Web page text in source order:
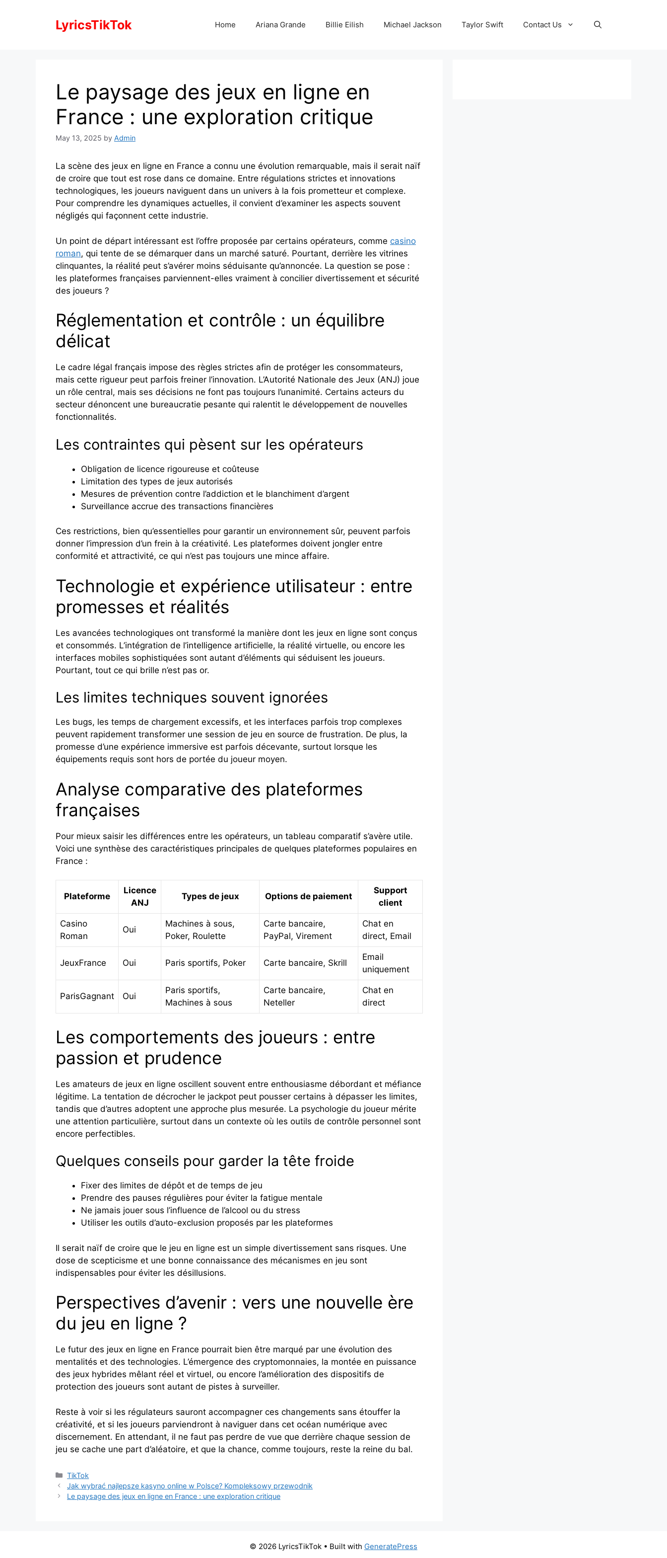
LyricsTikTok Home Ariana Grande Billie Eilish Michael Jackson Taylor Swift Contact Us
Le paysage des jeux en ligne en
France : une exploration critique
May 13, 2025 by Admin
La scène des jeux en ligne en France a connu une évolution remarquable, mais il serait naïf
de croire que tout est rose dans ce domaine. Entre régulations strictes et innovations
technologiques, les joueurs naviguent dans un univers à la fois prometteur et complexe.
Pour comprendre les dynamiques actuelles, il convient d’examiner les aspects souvent
négligés qui façonnent cette industrie.
Un point de départ intéressant est l’offre proposée par certains opérateurs, comme casino
roman, qui tente de se démarquer dans un marché saturé. Pourtant, derrière les vitrines
clinquantes, la réalité peut s’avérer moins séduisante qu’annoncée. La question se pose :
les plateformes françaises parviennent-elles vraiment à concilier divertissement et sécurité
des joueurs ?
Réglementation et contrôle : un équilibre
délicat
Le cadre légal français impose des règles strictes afin de protéger les consommateurs,
mais cette rigueur peut parfois freiner l’innovation. L’Autorité Nationale des Jeux (ANJ) joue
un rôle central, mais ses décisions ne font pas toujours l’unanimité. Certains acteurs du
secteur dénoncent une bureaucratie pesante qui ralentit le développement de nouvelles
fonctionnalités.
Les contraintes qui pèsent sur les opérateurs
Obligation de licence rigoureuse et coûteuse
Limitation des types de jeux autorisés
Mesures de prévention contre l’addiction et le blanchiment d’argent
Surveillance accrue des transactions financières
Ces restrictions, bien qu’essentielles pour garantir un environnement sûr, peuvent parfois
donner l’impression d’un frein à la créativité. Les plateformes doivent jongler entre
conformité et attractivité, ce qui n’est pas toujours une mince affaire.
Technologie et expérience utilisateur : entre
promesses et réalités
Les avancées technologiques ont transformé la manière dont les jeux en ligne sont conçus
et consommés. L’intégration de l’intelligence artificielle, la réalité virtuelle, ou encore les
interfaces mobiles sophistiquées sont autant d’éléments qui séduisent les joueurs.
Pourtant, tout ce qui brille n’est pas or.
Les limites techniques souvent ignorées
Les bugs, les temps de chargement excessifs, et les interfaces parfois trop complexes
peuvent rapidement transformer une session de jeu en source de frustration. De plus, la
promesse d’une expérience immersive est parfois décevante, surtout lorsque les
équipements requis sont hors de portée du joueur moyen.
Analyse comparative des plateformes
françaises
Pour mieux saisir les différences entre les opérateurs, un tableau comparatif s’avère utile.
Voici une synthèse des caractéristiques principales de quelques plateformes populaires en
France :
Plateforme
Licence
ANJ
Types de jeux Options de paiement
Support
client
Casino
Roman
Oui
Machines à sous,
Poker, Roulette
Carte bancaire,
PayPal, Virement
Chat en
direct, Email
JeuxFrance Oui Paris sportifs, Poker Carte bancaire, Skrill
Email
uniquement
ParisGagnant Oui
Paris sportifs,
Machines à sous
Carte bancaire,
Neteller
Chat en
direct
Les comportements des joueurs : entre
passion et prudence
Les amateurs de jeux en ligne oscillent souvent entre enthousiasme débordant et méfiance
légitime. La tentation de décrocher le jackpot peut pousser certains à dépasser les limites,
tandis que d’autres adoptent une approche plus mesurée. La psychologie du joueur mérite
une attention particulière, surtout dans un contexte où les outils de contrôle personnel sont
encore perfectibles.
Quelques conseils pour garder la tête froide
Fixer des limites de dépôt et de temps de jeu
Prendre des pauses régulières pour éviter la fatigue mentale
Ne jamais jouer sous l’influence de l’alcool ou du stress
Utiliser les outils d’auto-exclusion proposés par les plateformes
Il serait naïf de croire que le jeu en ligne est un simple divertissement sans risques. Une
dose de scepticisme et une bonne connaissance des mécanismes en jeu sont
indispensables pour éviter les désillusions.
Perspectives d’avenir : vers une nouvelle ère
du jeu en ligne ?
Le futur des jeux en ligne en France pourrait bien être marqué par une évolution des
mentalités et des technologies. L’émergence des cryptomonnaies, la montée en puissance
des jeux hybrides mêlant réel et virtuel, ou encore l’amélioration des dispositifs de
protection des joueurs sont autant de pistes à surveiller.
Reste à voir si les régulateurs sauront accompagner ces changements sans étouffer la
créativité, et si les joueurs parviendront à naviguer dans cet océan numérique avec
discernement. En attendant, il ne faut pas perdre de vue que derrière chaque session de
jeu se cache une part d’aléatoire, et que la chance, comme toujours, reste la reine du bal.
Categories
TikTok
Jak wybrać najlepsze kasyno online w Polsce? Kompleksowy przewodnik
Le paysage des jeux en ligne en France : une exploration critique
© 2026 LyricsTikTok • Built with GeneratePress